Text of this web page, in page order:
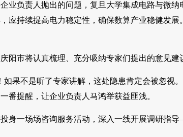
业负责人抛出的问题，复旦大学集成电路与微
应持续提高电力稳定性，确保数算产业稳健发
阳市将认真梳理、充分吸纳专家们提出的意见
如果不是听了专家讲解，这处隐患肯定会被忽视
番提醒，让企业负责人马鸿举获益匪浅。
身一场场咨询服务活动，深入一线开展调研指